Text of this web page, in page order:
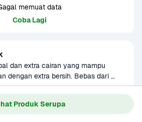
Produk Serupa
memuat data
Coba Lagi
dan extra cairan yang mampu
dengan extra bersih. Bebas dari
klinis tidak menyebabkan iritasi.
membersihkan secara maksimal
atau saat mengganti popok, setelah
& Bayi